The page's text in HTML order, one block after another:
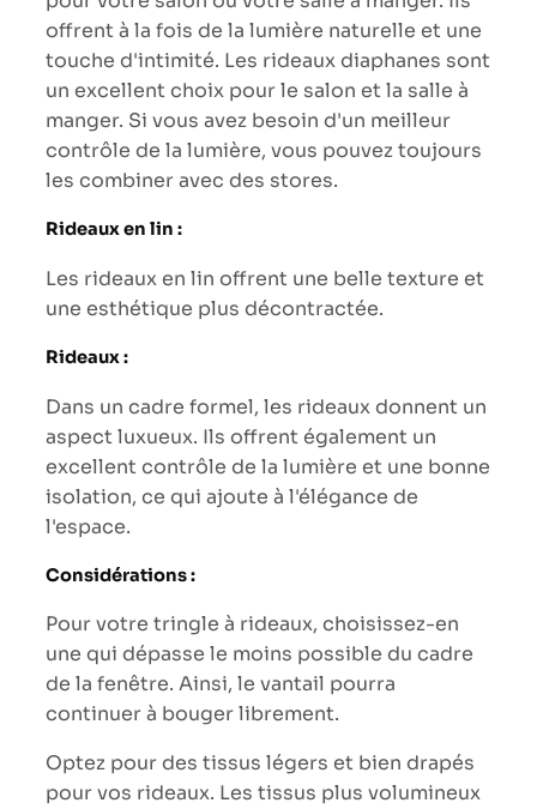
offrent à la fois de la lumière naturelle et une
touche d'intimité. Les rideaux diaphanes sont
un excellent choix pour le salon et la salle à
manger. Si vous avez besoin d'un meilleur
contrôle de la lumière, vous pouvez toujours
les combiner avec des stores.
Rideaux en lin :
Les rideaux en lin offrent une belle texture et
une esthétique plus décontractée.
Rideaux :
Dans un cadre formel, les rideaux donnent un
aspect luxueux. Ils offrent également un
excellent contrôle de la lumière et une bonne
isolation, ce qui ajoute à l'élégance de
l'espace.
Considérations :
Pour votre tringle à rideaux, choisissez-en
une qui dépasse le moins possible du cadre
de la fenêtre. Ainsi, le vantail pourra
continuer à bouger librement.
Optez pour des tissus légers et bien drapés
pour vos rideaux. Les tissus plus volumineux